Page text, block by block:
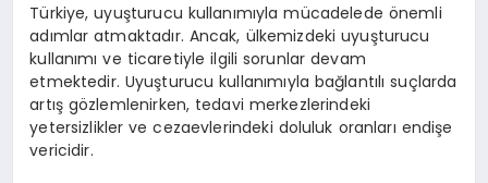
Türkiye, uyuşturucu kullanımıyla mücadelede önemli
adımlar atmaktadır. Ancak, ülkemizdeki uyuşturucu
kullanımı ve ticaretiyle ilgili sorunlar devam
etmektedir. Uyuşturucu kullanımıyla bağlantılı suçlarda
artış gözlemlenirken, tedavi merkezlerindeki
yetersizlikler ve cezaevlerindeki doluluk oranları endişe
vericidir.